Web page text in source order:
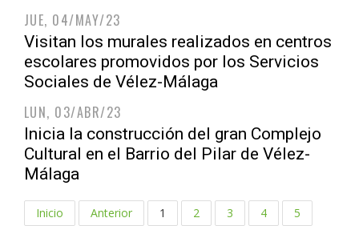
JUE, 04/MAY/23
Visitan los murales realizados en centros
escolares promovidos por los Servicios
Sociales de Vélez-Málaga
LUN, 03/ABR/23
Inicia la construcción del gran Complejo
Cultural en el Barrio del Pilar de Vélez-
Málaga
Inicio Anterior 1 2 3 4 5